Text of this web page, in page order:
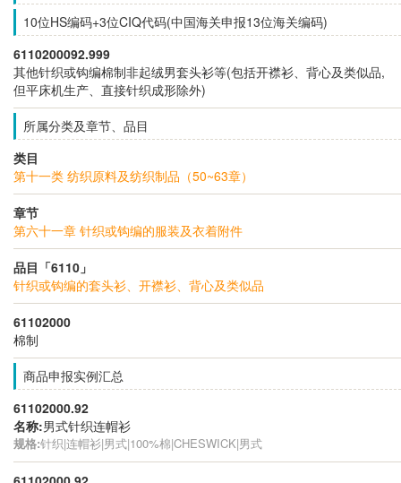
10位HS编码+3位CIQ代码(中国海关申报13位海关编码)
6110200092.999
其他针织或钩编棉制非起绒男套头衫等(包括开襟衫、背心及类似品,
但平床机生产、直接针织成形除外)
所属分类及章节、品目
类目
第十一类 纺织原料及纺织制品（50~63章）
章节
第六十一章 针织或钩编的服装及衣着附件
品目「6110」
针织或钩编的套头衫、开襟衫、背心及类似品
61102000
棉制
商品申报实例汇总
61102000.92
名称:男式针织连帽衫
规格:针织|连帽衫|男式|100%棉|CHESWICK|男式